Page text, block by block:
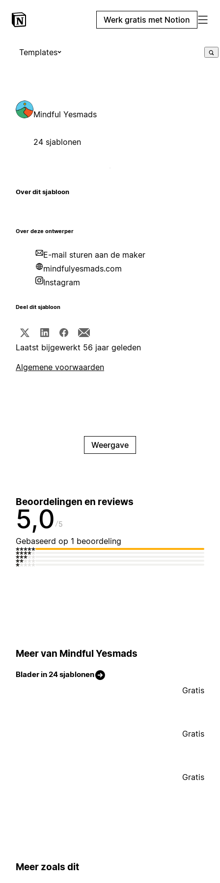
Werk gratis met Notion
Templates
Mindful Yesmads
24 sjablonen
Over dit sjabloon
Over deze ontwerper
E-mail sturen aan de maker
mindfulyesmads.com
Instagram
Deel dit sjabloon
Laatst bijgewerkt 56 jaar geleden
Algemene voorwaarden
Weergave
Beoordelingen en reviews
5,0 5
Gebaseerd op 1 beoordeling
Meer van Mindful Yesmads
Blader in 24 sjablonen
Gratis
Gratis
Gratis
Meer zoals dit